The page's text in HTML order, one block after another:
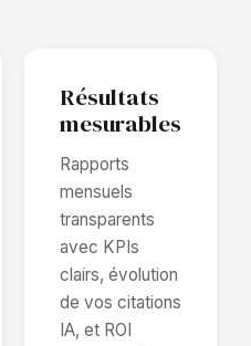
Résultats
mesurables
Rapports
mensuels
transparents
avec KPIs
clairs, évolution
de vos citations
IA, et ROI